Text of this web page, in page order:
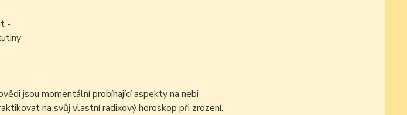
-
jsou momentální probíhající aspekty na nebi
na svůj vlastní radixový horoskop při zrození.